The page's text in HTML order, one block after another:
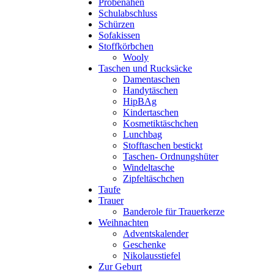
Probenähen
Schulabschluss
Schürzen
Sofakissen
Stoffkörbchen
Wooly
Taschen und Rucksäcke
Damentaschen
Handytäschen
HipBAg
Kindertaschen
Kosmetiktäschchen
Lunchbag
Stofftaschen bestickt
Taschen- Ordnungshüter
Windeltasche
Zipfeltäschchen
Taufe
Trauer
Banderole für Trauerkerze
Weihnachten
Adventskalender
Geschenke
Nikolausstiefel
Zur Geburt